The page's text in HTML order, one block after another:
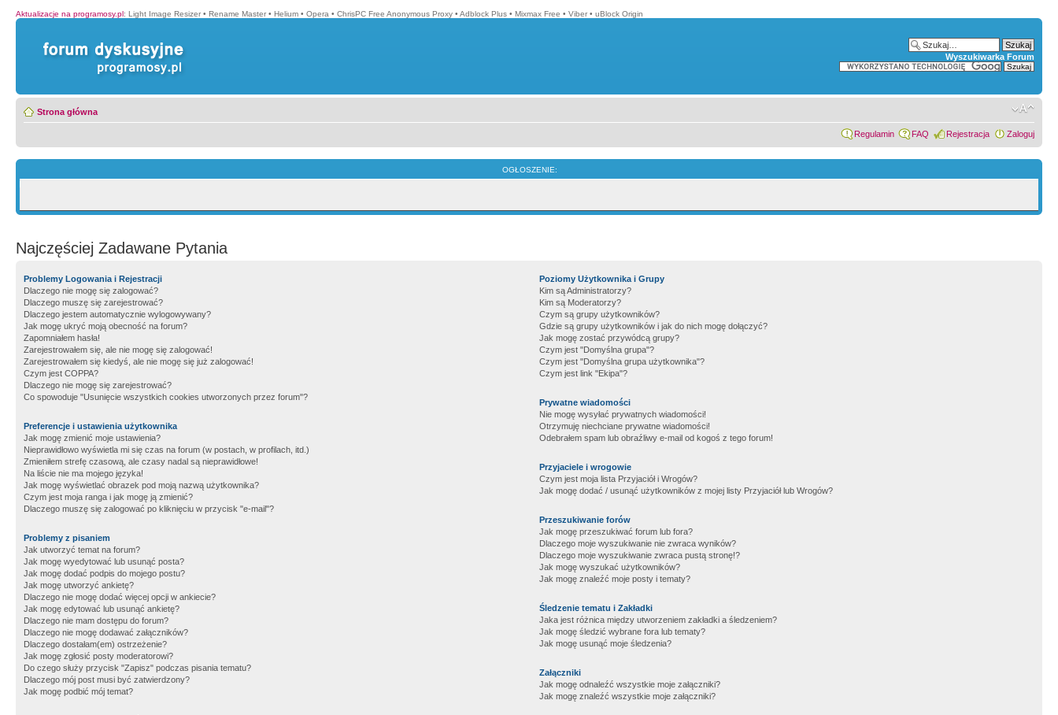
Aktualizacje na programosy.pl: Light Image Resizer • Rename Master • Helium • Opera • ChrisPC Free Anonymous Proxy • Adblock Plus • Mixmax Free • Viber • uBlock Origin
Wyszukiwarka Forum
Strona główna
Regulamin FAQ Rejestracja Zaloguj
OGŁOSZENIE:
Najczęściej Zadawane Pytania
Problemy Logowania i Rejestracji
Dlaczego nie mogę się zalogować?
Dlaczego muszę się zarejestrować?
Dlaczego jestem automatycznie wylogowywany?
Jak mogę ukryć moją obecność na forum?
Zapomniałem hasła!
Zarejestrowałem się, ale nie mogę się zalogować!
Zarejestrowałem się kiedyś, ale nie mogę się już zalogować!
Czym jest COPPA?
Dlaczego nie mogę się zarejestrować?
Co spowoduje "Usunięcie wszystkich cookies utworzonych przez forum"?
Preferencje i ustawienia użytkownika
Jak mogę zmienić moje ustawienia?
Nieprawidłowo wyświetla mi się czas na forum (w postach, w profilach, itd.)
Zmieniłem strefę czasową, ale czasy nadal są nieprawidłowe!
Na liście nie ma mojego języka!
Jak mogę wyświetlać obrazek pod moją nazwą użytkownika?
Czym jest moja ranga i jak mogę ją zmienić?
Dlaczego muszę się zalogować po kliknięciu w przycisk "e-mail"?
Problemy z pisaniem
Jak utworzyć temat na forum?
Jak mogę wyedytować lub usunąć posta?
Jak mogę dodać podpis do mojego postu?
Jak mogę utworzyć ankietę?
Dlaczego nie mogę dodać więcej opcji w ankiecie?
Jak mogę edytować lub usunąć ankietę?
Dlaczego nie mam dostępu do forum?
Dlaczego nie mogę dodawać załączników?
Dlaczego dostałam(em) ostrzeżenie?
Jak mogę zgłosić posty moderatorowi?
Do czego służy przycisk "Zapisz" podczas pisania tematu?
Dlaczego mój post musi być zatwierdzony?
Jak mogę podbić mój temat?
Poziomy Użytkownika i Grupy
Kim są Administratorzy?
Kim są Moderatorzy?
Czym są grupy użytkowników?
Gdzie są grupy użytkowników i jak do nich mogę dołączyć?
Jak mogę zostać przywódcą grupy?
Czym jest "Domyślna grupa"?
Czym jest "Domyślna grupa użytkownika"?
Czym jest link "Ekipa"?
Prywatne wiadomości
Nie mogę wysyłać prywatnych wiadomości!
Otrzymuję niechciane prywatne wiadomości!
Odebrałem spam lub obraźliwy e-mail od kogoś z tego forum!
Przyjaciele i wrogowie
Czym jest moja lista Przyjaciół i Wrogów?
Jak mogę dodać / usunąć użytkowników z mojej listy Przyjaciół lub Wrogów?
Przeszukiwanie forów
Jak mogę przeszukiwać forum lub fora?
Dlaczego moje wyszukiwanie nie zwraca wyników?
Dlaczego moje wyszukiwanie zwraca pustą stronę!?
Jak mogę wyszukać użytkowników?
Jak mogę znaleźć moje posty i tematy?
Śledzenie tematu i Zakładki
Jaka jest różnica między utworzeniem zakładki a śledzeniem?
Jak mogę śledzić wybrane fora lub tematy?
Jak mogę usunąć moje śledzenia?
Załączniki
Jak mogę odnaleźć wszystkie moje załączniki?
Jak mogę znaleźć wszystkie moje załączniki?